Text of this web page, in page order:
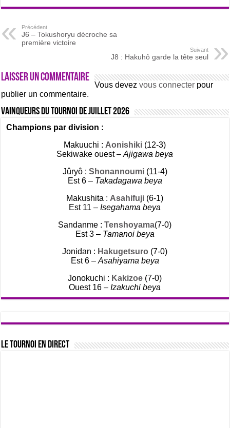
Précédent
J6 – Tokushoryu décroche sa
première victoire
Suivant
J8 : Hakuhô garde la tête seul
Laisser un commentaire
Vous devezvous connecter pour
publier un commentaire.
Vainqueurs du tournoi de Juillet 2026
Champions par division :
Makuuchi : Aonishiki (12-3)
Sekiwake ouest –Ajigawa beya
Jûryô : Shonannoumi (11-4)
Est 6 – Takadagawa beya
Makushita : Asahifuji (6-1)
Est 11 –Isegahama beya
Sandanme :Tenshoyama(7-0)
Est 3 – Tamanoi beya
Jonidan : Hakugetsuro (7-0)
Est 6 – Asahiyama beya
Jonokuchi : Kakizoe (7-0)
Ouest 16 –Izakuchi beya
Le tournoi en direct